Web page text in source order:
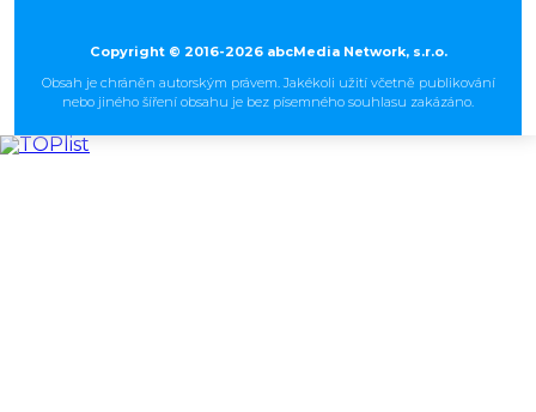
Copyright © 2016-2026 abcMedia Network, s.r.o.
Obsah je chráněn autorským právem. Jakékoli užití včetně publikování
nebo jiného šíření obsahu je bez písemného souhlasu zakázáno.